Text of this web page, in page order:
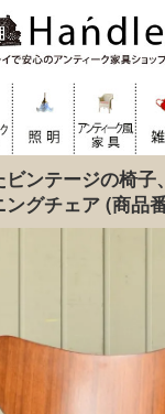
ンテージの椅
ングチェア(商品